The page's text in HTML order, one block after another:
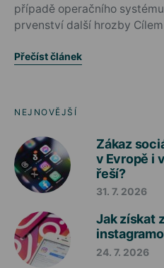
případě operačního
prvenství další hrozby
Přečíst článek
NEJNOVĚJŠÍ
Zákaz
v Evropě i
řeší?
31. 7. 2026
Jak získat
24. 7. 2026